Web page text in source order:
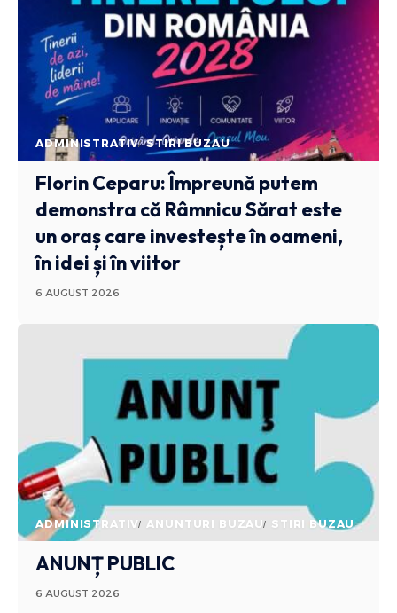
ADMINISTRATIV STIRI BUZAU
Florin Ceparu: Împreună putem
demonstra că Râmnicu Sărat este
un oraș care investește în oameni,
în idei și în viitor
6 AUGUST 2026
ADMINISTRATIV ANUNTURI BUZAU STIRI BUZAU
ANUNȚ PUBLIC
6 AUGUST 2026